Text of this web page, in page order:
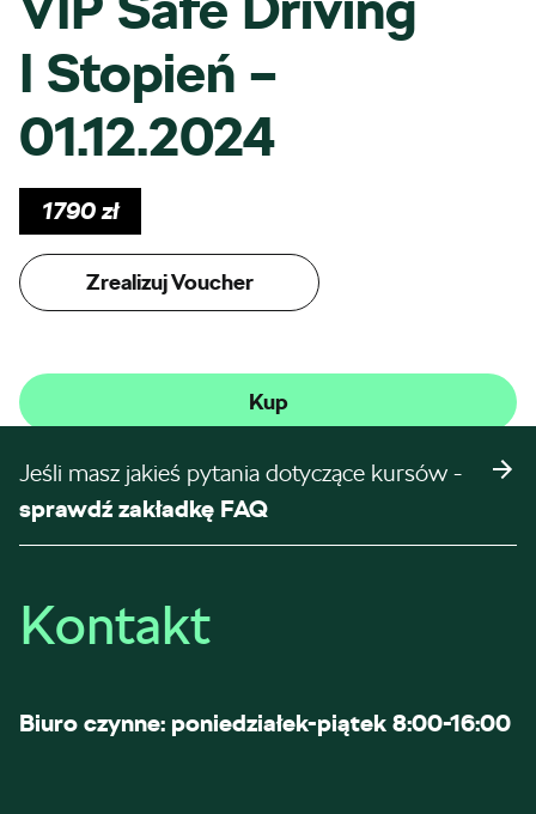
I Stopień –
01.12.2024
1790zł
Zrealizuj Voucher
Kup
Jeśli masz jakieś pytania dotyczące kursów -
sprawdź zakładkę FAQ
Kontakt
Biuro czynne: poniedziałek-piątek 8:00-16:00